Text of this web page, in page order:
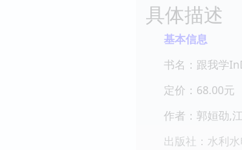
具体描述
基本信息
书名：跟我学
定价：68.00元
作者：郭姮劭,
出版社：水利水